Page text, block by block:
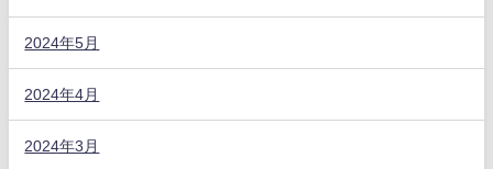
2024年5月
2024年4月
2024年3月